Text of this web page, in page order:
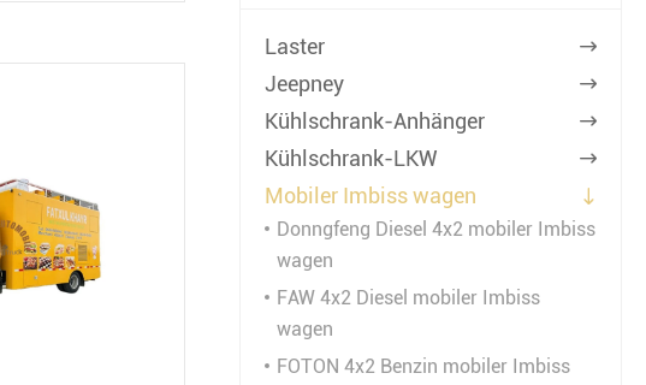
Laster 
Jeepney 
Kühlschrank-Anhänger 
Kühlschrank-LKW 
Mobiler Imbiss wagen 
Donngfeng Diesel 4x2 mobiler Imbiss
wagen
FAW 4x2 Diesel mobiler Imbiss
wagen
FOTON 4x2 Benzin mobiler Imbiss